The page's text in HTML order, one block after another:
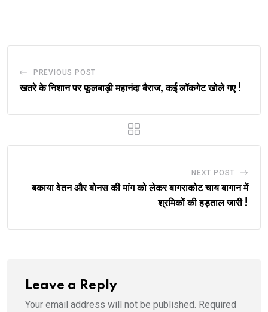
PREVIOUS POST
खतरे के निशान पर फूलबाड़ी महानंदा बैराज, कई लॉकगेट खोले गए !
NEXT POST
बकाया वेतन और बोनस की मांग को लेकर बागराकोट चाय बागान में
श्रमिकों की हड़ताल जारी !
Leave a Reply
Your email address will not be published. Required